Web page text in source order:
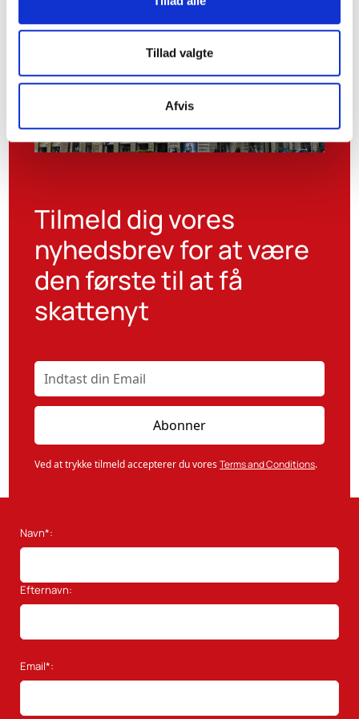
Tillad valgte
Afvis
Tilmeld dig vores
nyhedsbrev for at være
den første til at få
skattenyt
Ved at trykke tilmeld accepterer du voresTerms and Conditions.
Navn*:
Efternavn:
Email*: